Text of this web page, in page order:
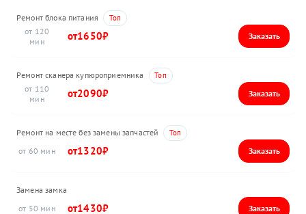
Ремонт блока питания
120
1650
Ремонт сканера купюроприемника
110
2090
Ремонт на месте без замены запчастей
60
1320
Замена замка
50
1430